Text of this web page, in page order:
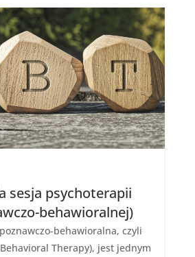
sesja psychoterapii
behawioralnej)
behawioralna, czyli
Therapy), jest jednym